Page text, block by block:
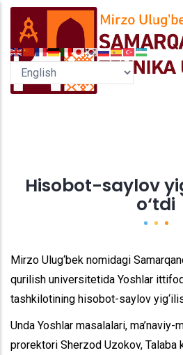
Skip
main
content
Hisobot-saylov
o‘tdi
Mirzo Ulug‘bek nomidagi
qurilish universitetida Yoshlar
tashkilotining hisobot-saylov
Unda Yoshlar masalalari, ma’naviy-
prorektori Sherzod Uzokov, Talaba